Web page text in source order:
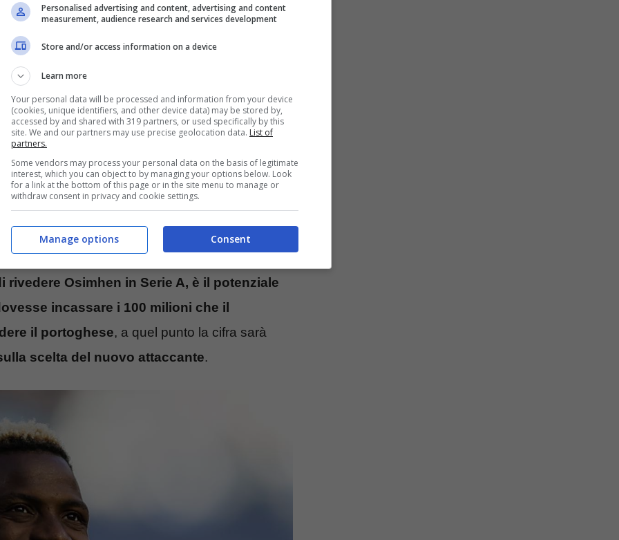
gli metterà il bastone tra le ruote, anzi.
ad incassare una cifra importante, riscendo
di venderlo al Galatasaray. La
in caso di cessione, su una base di almeno
soltanto un club potrebbe permettersi
.
grazie ad un grande
Osimhen in Serie A, è il potenziale
incassare i 100 milioni che il
il portoghese, a quel punto la cifra sarà
scelta del nuovo attaccante.
Personalised advertising and content, advertising and content
measurement, audience research and services development
Store and/or access information on a device
Learn more
Your personal data will be processed and information from your device
(cookies, unique identifiers, and other device data) may be stored by,
accessed by and shared with 319 partners, or used specifically by this
site. We and our partners may use precise geolocation data. List of
partners.
Some vendors may process your personal data on the basis of legitimate
interest, which you can object to by managing your options below. Look
for a link at the bottom of this page or in the site menu to manage or
withdraw consent in privacy and cookie settings.
Consent
Manage options